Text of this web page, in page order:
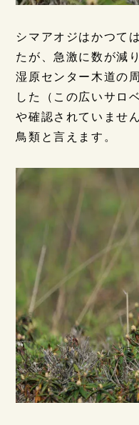
シマアオジはかつて
たが、急激に数が減
湿原センター木道の
した（この広いサロ
や確認されていませ
鳥類と言えます。